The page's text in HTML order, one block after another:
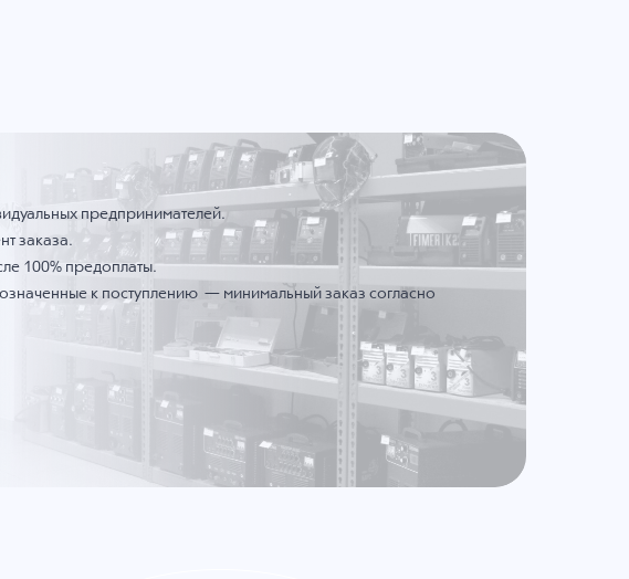
предпринимателей.
заказа.
100% предоплаты.
к поступлению — минимальный заказ согласно